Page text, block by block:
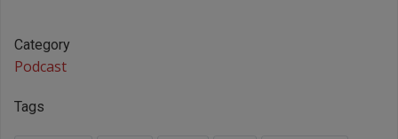
Category
Podcast
Tags